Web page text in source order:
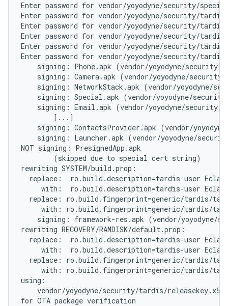
Enter password for vendor/yoyodyne/security/
Enter password for vendor/yoyodyne/security/tardis/
Enter password for vendor/yoyodyne/security/tardis/
Enter password for vendor/yoyodyne/security/
Enter password for vendor/yoyodyne/security/
Enter password for vendor/yoyodyne/security/tardis/
signing: Phone.apk (vendor/yoyodyne/security/
signing: Camera.apk (vendor/yoyodyne/
signing: NetworkStack.apk (vendor/yoyodyne/
signing: Special.apk (vendor/yoyodyne/
signing: Email.apk (vendor/yoyodyne/security/
        [...]
signing: ContactsProvider.apk (vendor/
signing: Launcher.apk (vendor/yoyodyne/
NOT signing: PresignedApp.apk
        (skipped due to special cert string)
rewriting SYSTEM/build.prop:
replace:  ro.build.description=tardis-user
with:  ro.build.description=tardis-user
replace: ro.build.fingerprint=generic/tardis/
with: ro.build.fingerprint=generic/tardis/
signing: framework-res.apk (vendor/yoyodyne/
rewriting RECOVERY/RAMDISK/default.prop:
replace:  ro.build.description=tardis-user
with:  ro.build.description=tardis-user
replace: ro.build.fingerprint=generic/tardis/
with: ro.build.fingerprint=generic/tardis/
using:
vendor/yoyodyne/security/tardis/
for OTA package verification